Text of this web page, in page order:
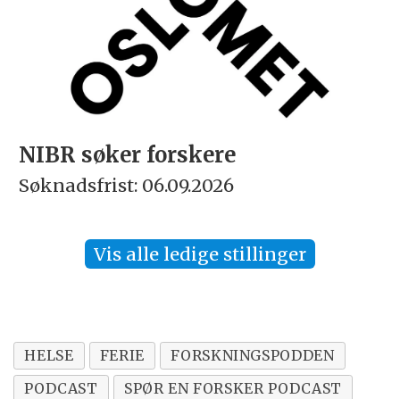
Rektor
Søknadsfrist: 15.09.2026
Vis alle ledige stillinger
HELSE FERIE
FORSKNINGSPODDEN
PODCAST
SPØR EN FORSKER PODCAST